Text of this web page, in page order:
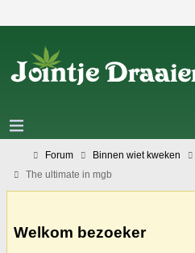
Forum Binnen wiet kweken
The ultimate in mgb
Welkom bezoeker